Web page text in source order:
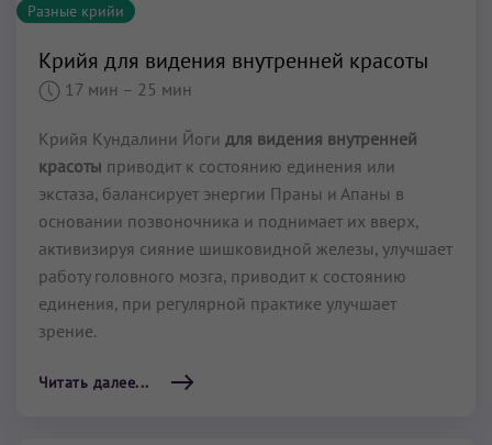
Разные крийи
Крийя для видения внутренней красоты
17 мин – 25 мин
Крийя Кундалини Йоги для видения внутренней
красоты приводит к состоянию единения или
экстаза, балансирует энергии Праны и Апаны в
основании позвоночника и поднимает их вверх,
активизируя сияние шишковидной железы, улучшает
работу головного мозга, приводит к состоянию
единения, при регулярной практике улучшает
зрение.
Читать далее...